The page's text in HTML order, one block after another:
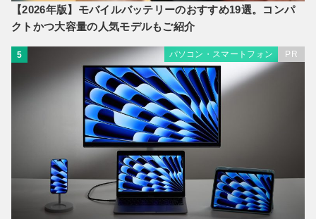
【2026年版】モバイルバッテリーのおすすめ19選。コンパ
クトかつ大容量の人気モデルもご紹介
5 パソコン・スマートフォン PR